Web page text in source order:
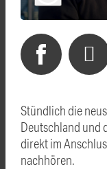
Stündlich die
Deutschland und
direkt im
nachhören.